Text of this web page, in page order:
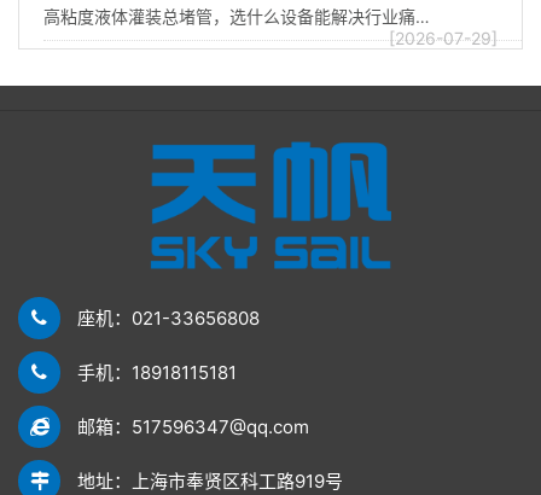
高粘度液体灌装总堵管，选什么设备能解决行业痛…
[2026-07-29]
座机：021-33656808
手机：18918115181
邮箱：517596347@qq.com
地址：上海市奉贤区科工路919号